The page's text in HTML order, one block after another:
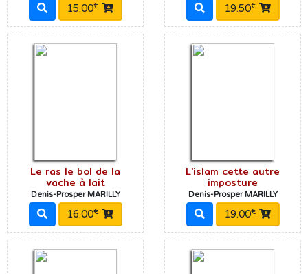
15.00€ 19.50€
Le ras le bol de la
vache à lait
Denis-Prosper MARILLY
16.00€
L'islam cette autre
imposture
Denis-Prosper MARILLY
19.00€